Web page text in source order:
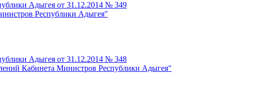
Адыгея от 31.12.2014 № 349
Республики Адыгея"
Адыгея от 31.12.2014 № 348
Кабинета Министров Республики Адыгея"